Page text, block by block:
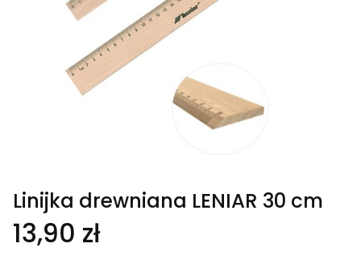
Linijka drewniana LENIAR 30 cm
13,90 zł